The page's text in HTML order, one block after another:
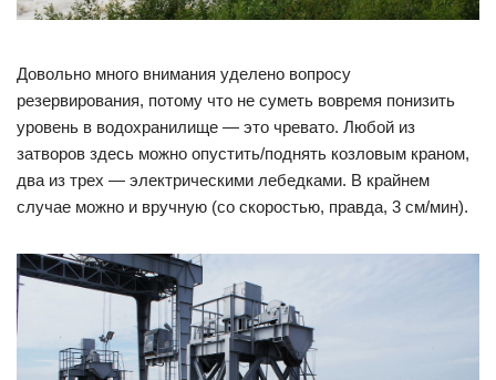
Довольно много внимания уделено вопросу
резервирования, потому что не суметь вовремя понизить
уровень в водохранилище — это чревато. Любой из
затворов здесь можно опустить/поднять козловым краном,
два из трех — электрическими лебедками. В крайнем
случае можно и вручную (со скоростью, правда, 3 см/мин).